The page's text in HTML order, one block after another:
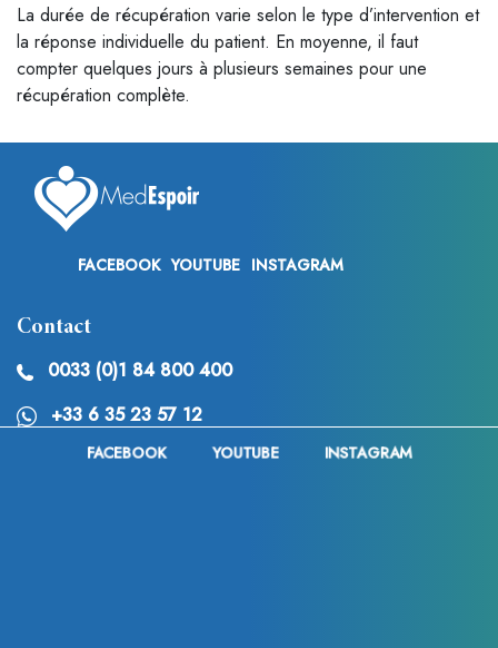
La durée de récupération varie selon le type d’intervention et
la réponse individuelle du patient. En moyenne, il faut
compter quelques jours à plusieurs semaines pour une
récupération complète.
FACEBOOK YOUTUBE INSTAGRAM
Contact
0033 (0)1 84 800 400
+33 6 35 23 57 12
Medespoir Canada :
+1 437-880-3675
FACEBOOK YOUTUBE INSTAGRAM